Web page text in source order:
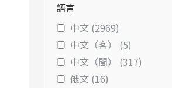
語言
中文 (2969)
中文（客） (5)
中文（閩） (317)
俄文 (16)